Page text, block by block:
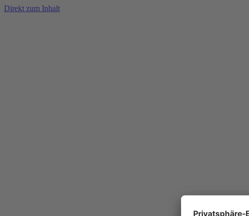
Direkt zum Inhalt